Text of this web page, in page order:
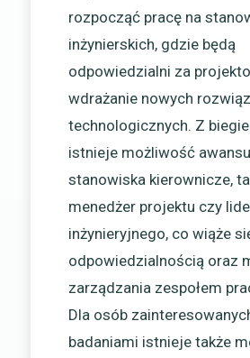
rozpocząć pracę na
inżynierskich, gdzie będą
odpowiedzialni za
wdrażanie nowych
technologicznych. Z
istnieje możliwość
stanowiska kierownicze,
menedżer projektu czy
inżynieryjnego, co wiąże
odpowiedzialnością oraz
zarządzania zespołem
Dla osób
badaniami istnieje także